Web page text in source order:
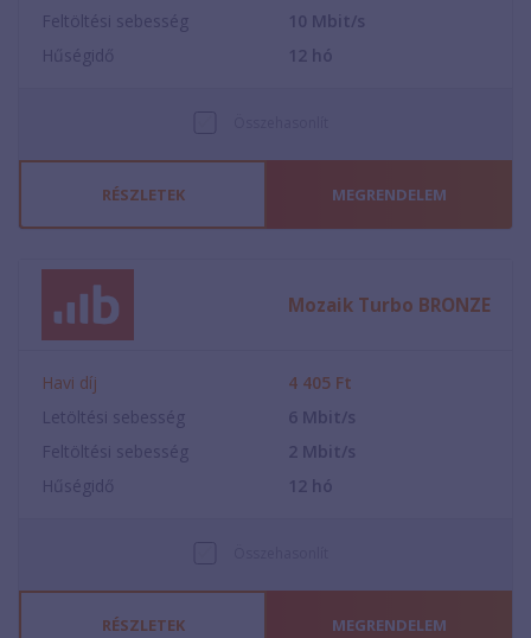
Feltöltési sebesség
10 Mbit/s
Hűségidő
12 hó
RÉSZLETEK MEGRENDELEM
Mozaik Turbo BRONZE
Havi díj 4 405 Ft
Letöltési sebesség
6 Mbit/s
Feltöltési sebesség
2 Mbit/s
Hűségidő
12 hó
RÉSZLETEK MEGRENDELEM